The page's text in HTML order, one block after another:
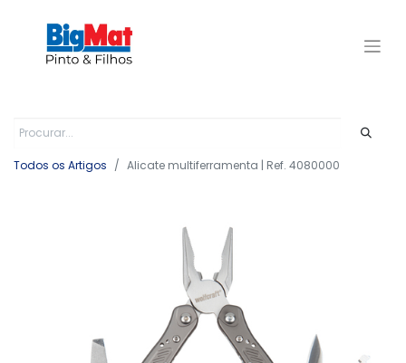
Todos os Artigos Alicate multiferramenta | Ref. 4080000